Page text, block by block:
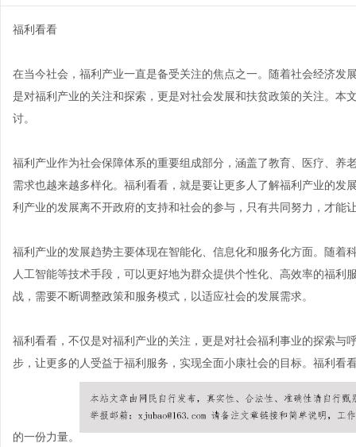
福利看看
在当今社会，福利产业一直是备受关注的焦点之一。随着社会经济发
是对福利产业的关注和探索，更是对社会发展和扶贫政策的关注。本
讨。
福利产业作为社会保障体系的重要组成部分，涵盖了教育、医疗、养
需求也越来越多样化。福利看看，就是要让更多人了解福利产业的
利产业的发展离不开政府的支持和社会的参与，只有共同努力，才能
福利产业的发展趋势主要体现在智能化、信息化和服务化方面。随着
人工智能等技术手段，可以更好地为群众提供个性化、高效率的福
战，需要不断调整政策和服务模式，以适应社会的发展需求。
福利看看，不仅是对福利产业的关注，更是对社会福利事业的探索与
步，让更多的人受益于福利服务，实现全面小康社会的目标。福利看
的一份力量。